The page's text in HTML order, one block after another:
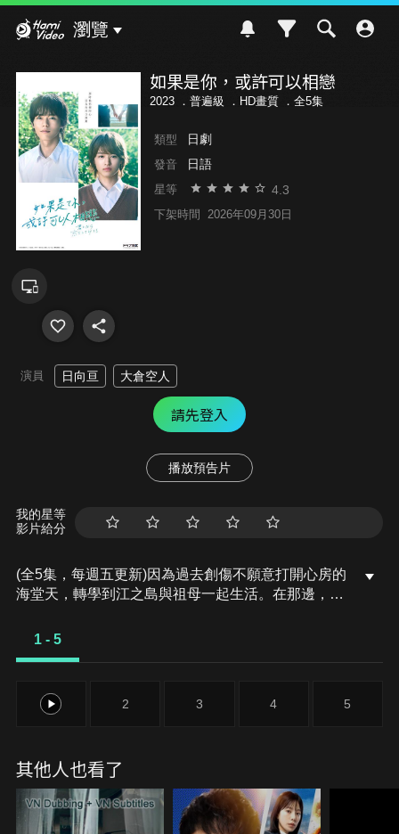
瀏覽
如果是你，或許可以相戀
2023 ． 普遍級 ．HD畫質 ．全5集
類型 日劇
發音 日語
星等 4.3
下架時間 2026年09月30日
演員 日向亘 大倉空人
請先登入
播放預告片
我的星等
影片給分
(全5集，每週五更新)因為過去創傷不願意打開心房的
海堂天，轉學到江之島與祖母一起生活。在那邊，他
1 - 5
1 2 3 4 5
其他人也看了